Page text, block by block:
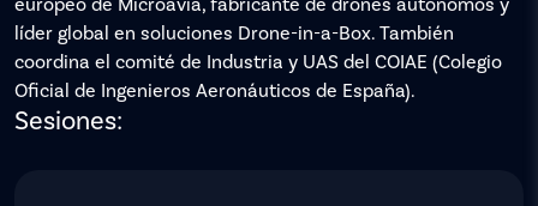
líder global en soluciones Drone-in-a-Box. También
coordina el comité de Industria y UAS del COIAE (Colegio
Oficial de Ingenieros Aeronáuticos de España).
Sesiones: